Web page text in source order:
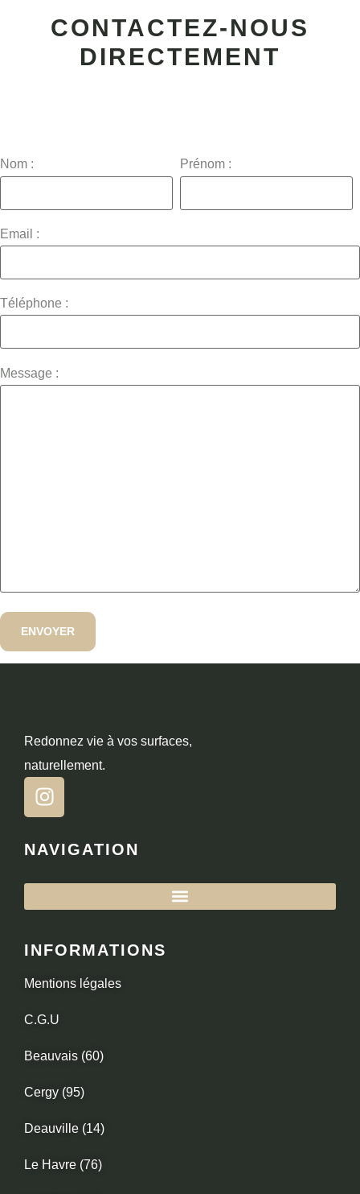
CONTACTEZ-NOUS
DIRECTEMENT
Nom : Prénom :
Email :
Téléphone :
Message :
Redonnez vie à vos surfaces,
naturellement.
NAVIGATION
INFORMATIONS
Mentions légales
C.G.U
Beauvais (60)
Cergy (95)
Deauville (14)
Le Havre (76)